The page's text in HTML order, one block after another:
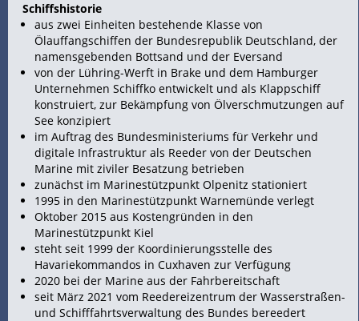
Schiffshistorie
aus zwei Einheiten bestehende Klasse von
Ölauffangschiffen der Bundesrepublik Deutschland, der
namensgebenden Bottsand und der Eversand
von der Lühring-Werft in Brake und dem Hamburger
Unternehmen Schiffko entwickelt und als Klappschiff
konstruiert, zur Bekämpfung von Ölverschmutzungen auf
See konzipiert
im Auftrag des Bundesministeriums für Verkehr und
digitale Infrastruktur als Reeder von der Deutschen
Marine mit ziviler Besatzung betrieben
zunächst im Marinestützpunkt Olpenitz stationiert
1995 in den Marinestützpunkt Warnemünde verlegt
Oktober 2015 aus Kostengründen in den
Marinestützpunkt Kiel
steht seit 1999 der Koordinierungsstelle des
Havariekommandos in Cuxhaven zur Verfügung
2020 bei der Marine aus der Fahrbereitschaft
seit März 2021 vom Reedereizentrum der Wasserstraßen-
und Schifffahrtsverwaltung des Bundes bereedert